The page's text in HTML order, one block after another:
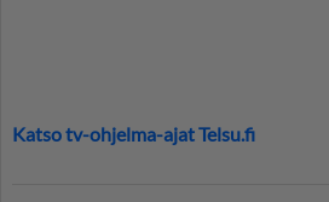
Katso tv-ohjelma-ajat Telsu.fi